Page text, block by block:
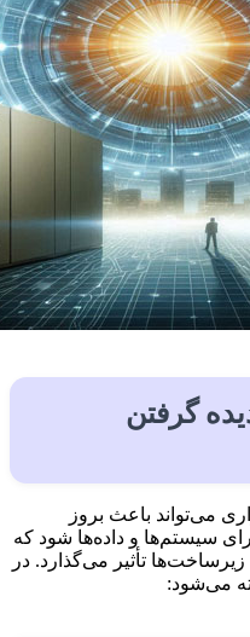
گرفتن
می‌تواند باعث بروز
سیستم‌ها و داده‌ها شود که
تأثیر می‌گذارد. در
می‌شود: